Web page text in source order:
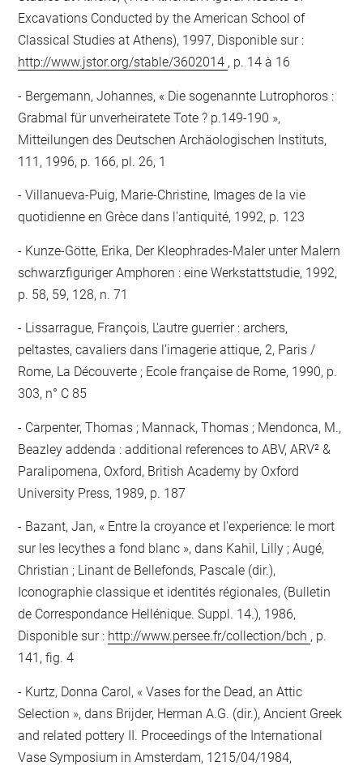
Excavations Conducted by the American School of
Classical Studies at Athens), 1997, Disponible sur :
http://www.jstor.org/stable/3602014 , p. 14 à 16
Bergemann, Johannes, « Die sogenannte Lutrophoros :
Grabmal für unverheiratete Tote ? p.149-190 »,
Mitteilungen des Deutschen Archäologischen Instituts,
111, 1996, p. 166, pl. 26, 1
Villanueva-Puig, Marie-Christine, Images de la vie
quotidienne en Grèce dans l'antiquité, 1992, p. 123
Kunze-Götte, Erika, Der Kleophrades-Maler unter Malern
schwarzfiguriger Amphoren : eine Werkstattstudie, 1992,
p. 58, 59, 128, n. 71
Lissarrague, François, L'autre guerrier : archers,
peltastes, cavaliers dans l'imagerie attique, 2, Paris /
Rome, La Découverte ; Ecole française de Rome, 1990, p.
303, n° C 85
Carpenter, Thomas ; Mannack, Thomas ; Mendonca, M.,
Beazley addenda : additional references to ABV, ARV² &
Paralipomena, Oxford, British Academy by Oxford
University Press, 1989, p. 187
Bazant, Jan, « Entre la croyance et I'experience: le mort
sur les lecythes a fond blanc », dans Kahil, Lilly ; Augé,
Christian ; Linant de Bellefonds, Pascale (dir.),
Iconographie classique et identités régionales, (Bulletin
de Correspondance Hellénique. Suppl. 14.), 1986,
Disponible sur : http://www.persee.fr/collection/bch , p.
141, fig. 4
Kurtz, Donna Carol, « Vases for the Dead, an Attic
Selection », dans Brijder, Herman A.G. (dir.), Ancient Greek
and related pottery II. Proceedings of the International
Vase Symposium in Amsterdam, 1215/04/1984,